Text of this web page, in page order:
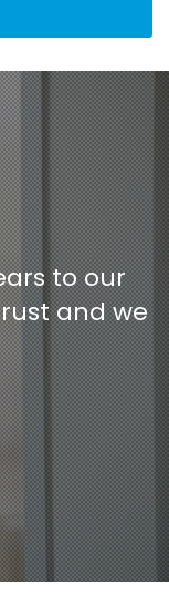
to our
and we